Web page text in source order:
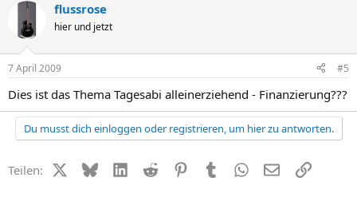
flussrose
hier und jetzt
7 April 2009 #5
Dies ist das Thema Tagesabi alleinerziehend - Finanzierung???
Du musst dich einloggen oder registrieren, um hier zu antworten.
Teilen: X (Twitter)
BlueskyLinkedIn
Reddit PinterestTumblr WhatsApp
E-MailLink